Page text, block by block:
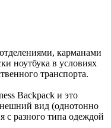
карманами
ноутбука в условиях
транспорта.
Backpack и это
вид (однотонно
с разного типа одеждой